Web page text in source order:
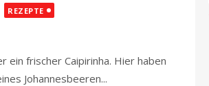
REZEPTE
ein frischer Caipirinha. Hier haben
Johannesbeeren...